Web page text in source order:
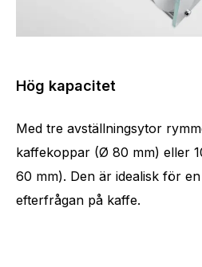
Hög kapacitet
Med tre avställningsytor
kaffekoppar (Ø 80 mm) eller
60 mm). Den är idealisk för
efterfrågan på kaffe.